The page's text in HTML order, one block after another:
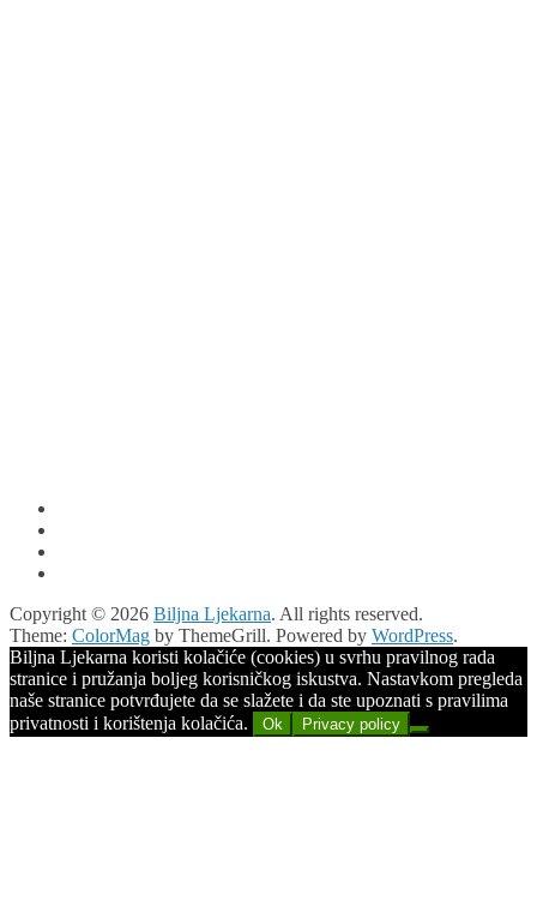
Copyright © 2026 Biljna Ljekarna. All rights reserved.
Theme: ColorMag by ThemeGrill. Powered by WordPress.
Biljna Ljekarna koristi kolačiće (cookies) u svrhu pravilnog rada
stranice i pružanja boljeg korisničkog iskustva. Nastavkom pregleda
naše stranice potvrđujete da se slažete i da ste upoznati s pravilima
privatnosti i korištenja kolačića.
Ok Privacy policy